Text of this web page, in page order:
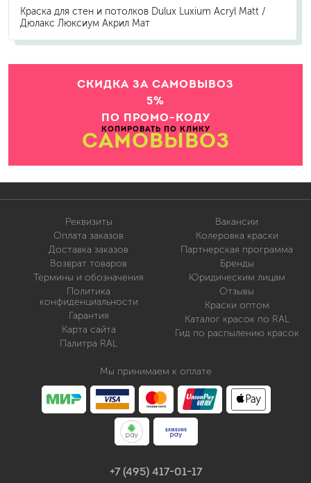
Краска для стен и потолков Dulux Luxium Acryl Matt /
Дюлакс Люксиум Акрил Мат
СКИДКА ЗА САМОВЫВОЗ
5%
ПО ПРОМО-КОДУ
КОПИРОВАТЬ ПО КЛИКУ
САМОВЫВОЗ
Реквизиты
Оплата заказов
Доставка заказов
Возврат товаров
Термины и обозначения
Политика
конфиденциальности
Гарантия
Карта сайта
Палитра RAL
Вакансии
Колеровка краски
Партнерская программа
Бренды
Юридическим лицам
Отзывы
Краски оптом
Каталог красок по RAL
Гид по распылению красок
Мы принимаем к оплате
+7 (495) 417-01-17